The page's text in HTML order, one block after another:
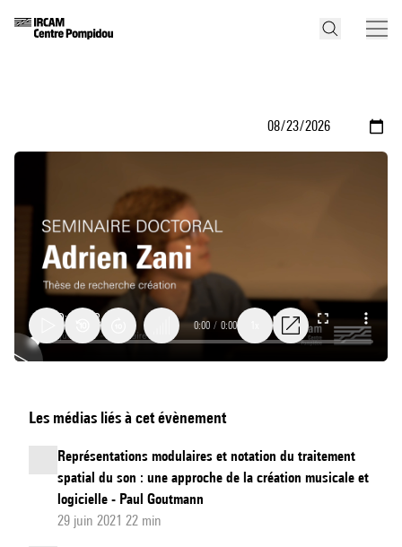
Zani.
Holophonix
0:00 / 0:00
Les médias liés à cet évènement
Représentations modulaires et notation du traitement
spatial du son : une approche de la création musicale et
logicielle - Paul Goutmann
29 juin 2021 22 min